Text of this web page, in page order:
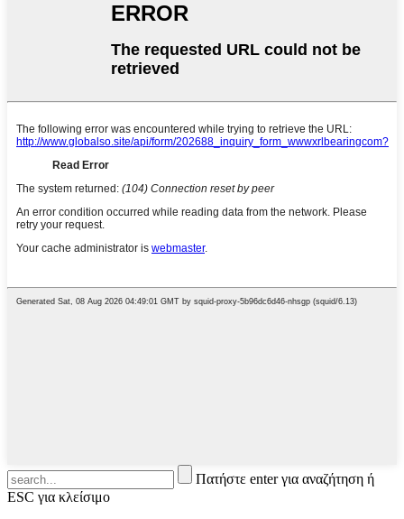
Πατήστε enter για αναζήτηση ή
ESC για κλείσιμο